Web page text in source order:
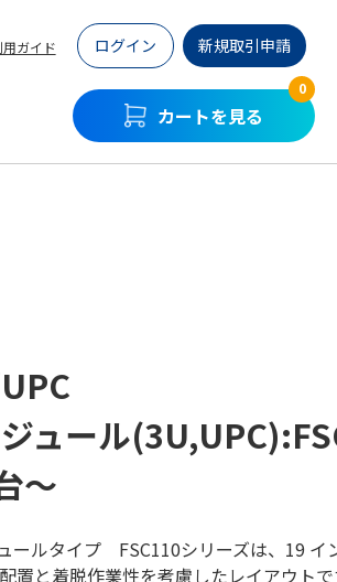
用ガイド ログイン 新規取引申請
カートを見る
0
ュール
～
ールタイプ FSC110シリーズは、19 イ
置と着脱作業性を考慮したレイアウト